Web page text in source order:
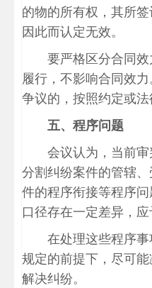
的物的所有权，其所
因此而认定无效。
要严格区分合同
履行，不影响合同效
争议的，按照约定或法
五、程序问题
会议认为，当前
分割纠纷案件的管辖
件的程序衔接等程序
口径存在一定差异，应
在处理这些程序
规定的前提下，尽可
解决纠纷。